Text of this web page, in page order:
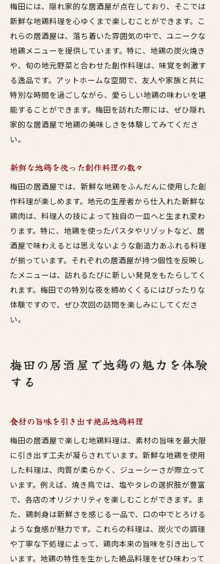
梅田には、隠れ家的な居酒屋が点在しており、そこでは
新鮮な地鶏料理を心ゆくまで楽しむことができます。こ
れらの居酒屋は、落ち着いた雰囲気の中で、ユニークな
地鶏メニューを提供しています。特に、地鶏の炭火焼き
や、旬の地元野菜と合わせた創作料理は、味覚を刺激す
る逸品です。アットホームな空間で、友人や家族と共に
特別な時間を過ごしながら、愛らしい地鶏の味わいを堪
能することができます。梅田を訪れた際には、ぜひ隠れ
家的な居酒屋で地鶏の美味しさを体験してみてくださ
い。
新鮮な地鶏を使った創作料理の数々
梅田の居酒屋では、新鮮な地鶏をふんだんに使用した創
作料理が楽しめます。地元の生産者から仕入れた新鮮な
鶏肉は、料理人の技によって独自の一皿へと生まれ変わ
ります。特に、地鶏を使ったパスタやリゾットなど、居
酒屋で味わえるとは思えないような創造力あふれる料理
が揃っています。それぞれの居酒屋が持つ個性を反映し
たメニューは、訪れるたびに新しい発見をもたらしてく
れます。梅田での特別な夜を締めくくるにはぴったりな
体験ですので、ぜひ次回の訪問を楽しみにしてくださ
い。
梅田の居酒屋で地鶏の魅力を体験
する
食材の旨味を引き出す絶品地鶏料理
梅田の居酒屋で楽しむ地鶏料理は、素材の旨味を最大限
に引き出す工夫が凝らされています。新鮮な地鶏を使用
した料理は、肉質が柔らかく、ジューシーさが際立って
います。例えば、焼き鳥では、塩やタレの選択肢が豊富
で、各店のオリジナリティを楽しむことができます。ま
た、鶏刺身は新鮮さを感じる一品で、口の中でとろける
ような食感が魅力です。これらの料理は、炭火での調理
や丁寧な下処理によって、鶏肉本来の旨味を引き出して
います。地鶏の特性を生かした絶品料理をぜひ味わって